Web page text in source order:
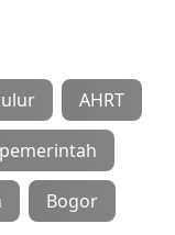
AHRT
Bogor